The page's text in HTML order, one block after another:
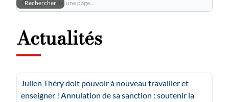
Rechercher
Actualités
Julien Théry doit pouvoir à nouveau travailler et
enseigner ! Annulation de sa sanction : soutenir la